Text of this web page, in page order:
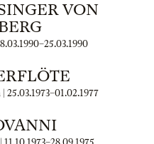
VON
–25.03.1990
25.03.1973–01.02.1977